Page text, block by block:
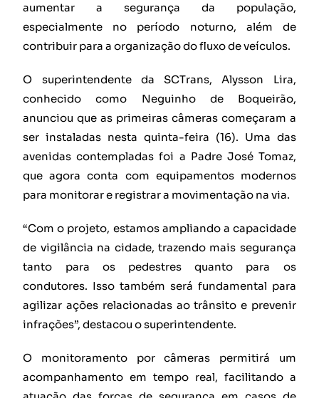
aumentar a segurança da população,
especialmente no período noturno, além de
contribuir para a organização do fluxo de veículos.
O superintendente da SCTrans, Alysson Lira,
conhecido como Neguinho de Boqueirão,
anunciou que as primeiras câmeras começaram a
ser instaladas nesta quinta-feira (16). Uma das
avenidas contempladas foi a Padre José Tomaz,
que agora conta com equipamentos modernos
para monitorar e registrar a movimentação na via.
“Com o projeto, estamos ampliando a capacidade
de vigilância na cidade, trazendo mais segurança
tanto para os pedestres quanto para os
condutores. Isso também será fundamental para
agilizar ações relacionadas ao trânsito e prevenir
infrações”, destacou o superintendente.
O monitoramento por câmeras permitirá um
acompanhamento em tempo real, facilitando a